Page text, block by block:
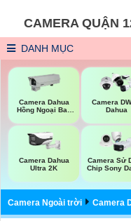
CAMERA QUẬN
DANH MỤC
Camera Dahua
Hồng Ngoại Ban
Camera
Dahua
Camera Dahua
Ultra 2K
Camera Sử
Chip Sony
Camera Ngoài trời Camera